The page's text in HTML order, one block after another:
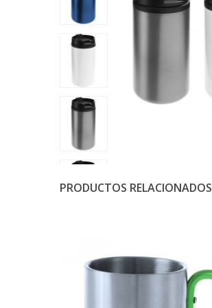
PRODUCTOS RELACIONADOS